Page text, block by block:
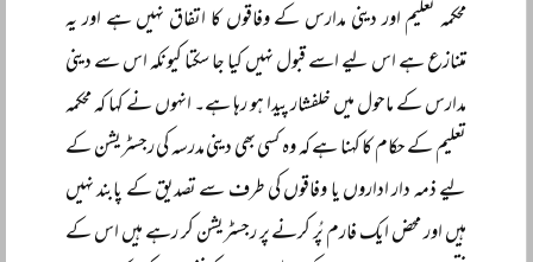
محکمہ تعلیم اور دینی مدارس کے وفاقوں کا اتفاق نہیں ہے اور یہ
متنازع ہے اس لیے اسے قبول نہیں کیا جا سکتا کیونکہ اس سے دینی
مدارس کے ماحول میں خلفشار پیدا ہو رہا ہے۔ انہوں نے کہا کہ محکمہ
تعلیم کے حکام کا کہنا ہے کہ وہ کسی بھی دینی مدرسہ کی رجسٹریشن کے
لیے ذمہ دار اداروں یا وفاقوں کی طرف سے تصدیق کے پابند نہیں
ہیں اور محض ایک فارم پُر کرنے پر رجسٹریشن کر رہے ہیں اس کے